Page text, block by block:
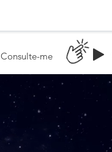
Consulte-me